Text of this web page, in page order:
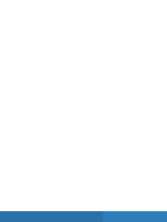
seus amigos.